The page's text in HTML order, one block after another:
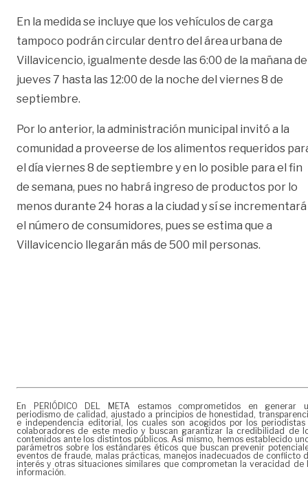
En la medida se incluye que los vehículos de carga
tampoco podrán circular dentro del área urbana de
Villavicencio, igualmente desde las 6:00 de la mañana
jueves 7 hasta las 12:00 de la noche del viernes 8 de
septiembre.
Por lo anterior, la administración municipal invitó a la
comunidad a proveerse de los alimentos requeridos
el día viernes 8 de septiembre y en lo posible para el fin
de semana, pues no habrá ingreso de productos por lo
menos durante 24 horas a la ciudad y sí se incrementará
el número de consumidores, pues se estima que a
Villavicencio llegarán más de 500 mil personas.
En PERIÓDICO DEL META estamos comprometidos en generar
periodismo de calidad, ajustado a principios de honestidad,
e independencia editorial, los cuales son acogidos por los periodistas
colaboradores de este medio y buscan garantizar la credibilidad de
contenidos ante los distintos públicos. Así mismo, hemos establecido
parámetros sobre los estándares éticos que buscan prevenir
eventos de fraude, malas prácticas, manejos inadecuados de conflicto
interés y otras situaciones similares que comprometan la veracidad de
información.